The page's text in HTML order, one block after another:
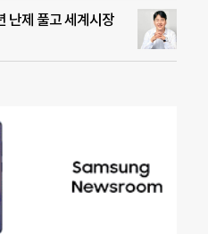
난제 풀고 세계시장